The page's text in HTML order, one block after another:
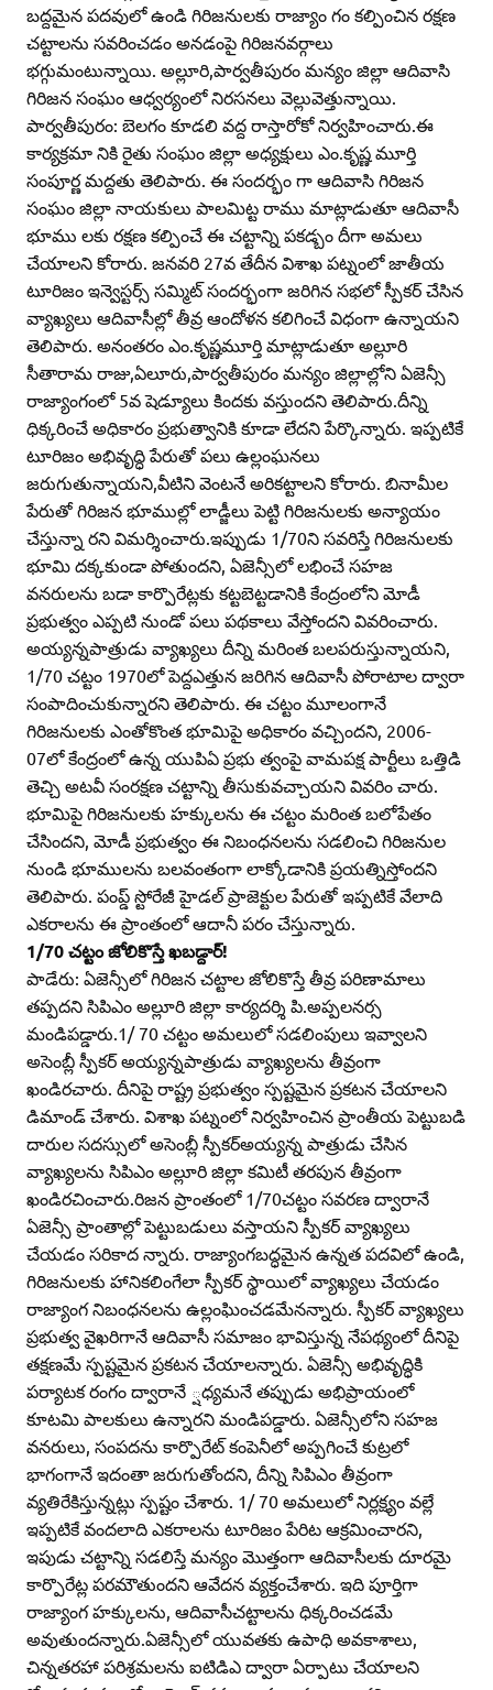
బద్దమైన పదవులో ఉండి గిరిజనులకు రాజ్యాం గం కల్పించిన రక్షణ
చట్టాలను సవరించడం అనడంపై గిరిజనవర్గాలు
భగ్గుమంటున్నాయి. అల్లూరి,పార్వతీపురం మన్యం జిల్లా ఆదివాసి
గిరిజన సంఘం ఆధ్వర్యంలో నిరసనలు వెల్లువెత్తున్నాయి.
పార్వతీపురం: బెలగం కూడలి వద్ద రాస్తారోకో నిర్వహించారు.ఈ
కార్యక్రమా నికి రైతు సంఘం జిల్లా అధ్యక్షులు ఎం.కృష్ణ మూర్తి
సంపూర్ణ మద్దతు తెలిపారు. ఈ సందర్భం గా ఆదివాసి గిరిజన
సంఘం జిల్లా నాయకులు పాలమిట్ట రాము మాట్లాడుతూ ఆదివాసీ
భూము లకు రక్షణ కల్పించే ఈ చట్టాన్ని పకడ్బం దీగా అమలు
చేయాలని కోరారు. జనవరి 27వ తేదీన విశాఖ పట్నంలో జాతీయ
టూరిజం ఇన్వెస్టర్స్‌ సమ్మిట్‌ సందర్భంగా జరిగిన సభలో స్పీకర్‌ చేసిన
వ్యాఖ్యలు ఆదివాసీల్లో తీవ్ర ఆందోళన కలిగించే విధంగా ఉన్నాయని
తెలిపారు. అనంతరం ఎం.కృష్ణమూర్తి మాట్లాడుతూ అల్లూరి
సీతారామ రాజు,ఏలూరు,పార్వతీపురం మన్యం జిల్లాల్లోని ఏజెన్సీ
రాజ్యాంగంలో 5వ షెడ్యూలు కిందకు వస్తుందని తెలిపారు.దీన్ని
ధిక్కరించే అధికారం ప్రభుత్వానికి కూడా లేదని పేర్కొన్నారు. ఇప్పటికే
టూరిజం అభివృద్ధి పేరుతో పలు ఉల్లంఘనలు
జరుగుతున్నాయని,వీటిని వెంటనే అరికట్టాలని కోరారు. బినామీల
పేరుతో గిరిజన భూముల్లో లాడ్జీలు పెట్టి గిరిజనులకు అన్యాయం
చేస్తున్నా రని విమర్శించారు.ఇప్పుడు 1/70ని సవరిస్తే గిరిజనులకు
భూమి దక్కకుండా పోతుందని, ఏజెన్సీలో లభించే సహజ
వనరులను బడా కార్పొరేట్లకు కట్టబెట్టడానికి కేంద్రంలోని మోడీ
ప్రభుత్వం ఎప్పటి నుండో పలు పథకాలు వేస్తోందని వివరించారు.
అయ్యన్నపాత్రుడు వ్యాఖ్యలు దీన్ని మరింత బలపరుస్తున్నాయని,
1/70 చట్టం 1970లో పెద్దఎత్తున జరిగిన ఆదివాసీ పోరాటాల ద్వారా
సంపాదించుకున్నారని తెలిపారు. ఈ చట్టం మూలంగానే
గిరిజనులకు ఎంతోకొంత భూమిపై అధికారం వచ్చిందని, 2006-
07లో కేంద్రంలో ఉన్న యుపిఏ ప్రభు త్వంపై వామపక్ష పార్టీలు ఒత్తిడి
తెచ్చి అటవీ సంరక్షణ చట్టాన్ని తీసుకువచ్చాయని వివరిం చారు.
భూమిపై గిరిజనులకు హక్కులను ఈ చట్టం మరింత బలోపేతం
చేసిందని, మోడీ ప్రభుత్వం ఈ నిబంధనలను సడలించి గిరిజనుల
నుండి భూములను బలవంతంగా లాక్కోడానికి ప్రయత్నిస్తోందని
తెలిపారు. పంప్డ్‌ స్టోరేజీ హైడల్‌ ప్రాజెక్టుల పేరుతో ఇప్పటికే వేలాది
ఎకరాలను ఈ ప్రాంతంలో ఆదానీ పరం చేస్తున్నారు.
1/70 చట్టం జోలికొస్తే ఖబడ్దార్‌!
పాడేరు: ఏజెన్సీలో గిరిజన చట్టాల జోలికొస్తే తీవ్ర పరిణామాలు
తప్పదని సిపిఎం అల్లూరి జిల్లా కార్యదర్శి పి.అప్పలనర్స
మండిపడ్డారు.1/ 70 చట్టం అమలులో సడలింపులు ఇవ్వాలని
అసెంబ్లీ స్పీకర్‌ అయ్యన్నపాత్రుడు వ్యాఖ్యలను తీవ్రంగా
ఖండిరచారు. దీనిపై రాష్ట్ర ప్రభుత్వం స్పష్టమైన ప్రకటన చేయాలని
డిమాండ్‌ చేశారు. విశాఖ పట్నంలో నిర్వహించిన ప్రాంతీయ పెట్టుబడి
దారుల సదస్సులో అసెంబ్లీ స్పీకర్‌అయ్యన్న పాత్రుడు చేసిన
వ్యాఖ్యలను సిపిఎం అల్లూరి జిల్లా కమిటీ తరపున తీవ్రంగా
ఖండిరచించారు.రిజన ప్రాంతంలో 1/70చట్టం సవరణ ద్వారానే
ఏజెన్సీ ప్రాంతాల్లో పెట్టుబడులు వస్తాయని స్పీకర్‌ వ్యాఖ్యలు
చేయడం సరికాద న్నారు. రాజ్యాంగబద్ధమైన ఉన్నత పదవిలో ఉండి,
గిరిజనులకు హానికలింగేలా స్పీకర్‌ స్థాయిలో వ్యాఖ్యలు చేయడం
రాజ్యాంగ నిబంధనలను ఉల్లంఘించడమేనన్నారు. స్పీకర్‌ వ్యాఖ్యలు
ప్రభుత్వ వైఖరిగానే ఆదివాసీ సమాజం భావిస్తున్న నేపథ్యంలో దీనిపై
తక్షణమే స్పష్టమైన ప్రకటన చేయాలన్నారు. ఏజెన్సీ అభివృద్ధికి
పర్యాటక రంగం ద్వారానే ్షధ్యమనే తప్పుడు అభిప్రాయంలో
కూటమి పాలకులు ఉన్నారని మండిపడ్డారు. ఏజెన్సీలోని సహజ
వనరులు, సంపదను కార్పొరేట్‌ కంపెనీలో అప్పగించే కుట్రలో
భాగంగానే ఇదంతా జరుగుతోందని, దీన్ని సిపిఎం తీవ్రంగా
వ్యతిరేకిస్తున్నట్లు స్పష్టం చేశారు. 1/ 70 అమలులో నిర్లక్ష్యం వల్లే
ఇప్పటికే వందలాది ఎకరాలను టూరిజం పేరిట ఆక్రమించారని,
ఇపుడు చట్టాన్ని సడలిస్తే మన్యం మొత్తంగా ఆదివాసీలకు దూరమై
కార్పొరేట్ల పరమౌతుందని ఆవేదన వ్యక్తంచేశారు. ఇది పూర్తిగా
రాజ్యాంగ హక్కులను, ఆదివాసీచట్టాలను ధిక్కరించడమే
అవుతుందన్నారు.ఏజెన్సీలో యువతకు ఉపాధి అవకాశాలు,
చిన్నతరహా పరిశ్రమలను ఐటిడిఎ ద్వారా ఏర్పాటు చేయాలని